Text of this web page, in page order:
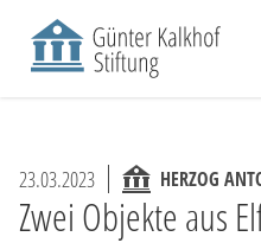
23.03.2023 HERZOG
Zwei Objekte aus